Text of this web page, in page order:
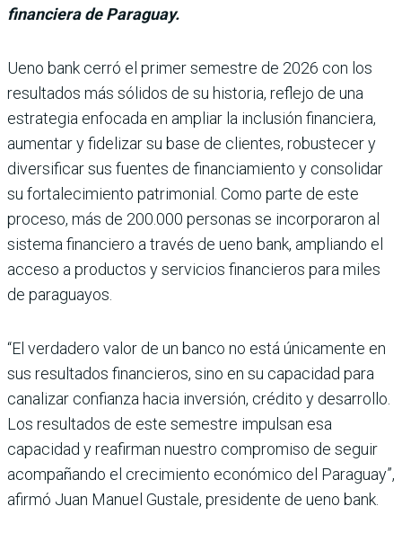
financiera de Paraguay.
Ueno bank cerró el primer semestre de 2026 con los
resul­tados más sólidos de su his­toria, reflejo de una
estra­tegia enfocada en ampliar la inclusión financiera,
aumentar y fidelizar su base de clientes, robustecer y
diversificar sus fuentes de financiamiento y consolidar
su fortalecimiento patri­monial. Como parte de este
proceso, más de 200.000 personas se incorporaron al
sistema financiero a través de ueno bank, ampliando el
acceso a productos y servi­cios financieros para miles
de paraguayos.
“El verdadero valor de un banco no está únicamente en
sus resultados financie­ros, sino en su capacidad para
canalizar confianza hacia inversión, crédito y desarrollo.
Los resultados de este semestre impul­san esa
capacidad y reafir­man nuestro compromiso de seguir
acompañando el crecimiento económico del Paraguay”,
afirmó Juan Manuel Gustale, presidente de ueno bank.